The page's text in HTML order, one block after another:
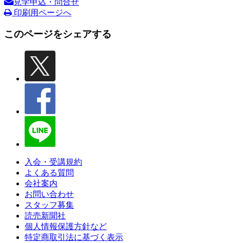
印刷用ページへ
このページをシェアする
入会・受講規約
よくある質問
会社案内
お問い合わせ
スタッフ募集
読売新聞社
個人情報保護方針など
特定商取引法に基づく表示